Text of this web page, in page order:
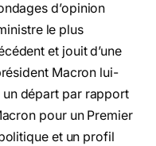
d’opinion
le plus
et jouit d’une
Macron lui-
un départ par rapport
pour un Premier
et un profil